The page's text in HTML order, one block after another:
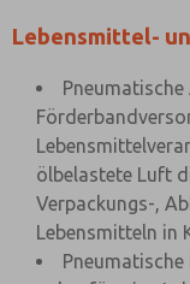
Lebensmittel-
ölbelastete Luft
Verpackungs-,
Lebensmitteln in